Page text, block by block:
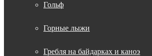
Гольф
Горные лыжи
Гребля на байдарках и каноэ